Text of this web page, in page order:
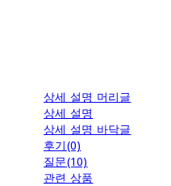
상세 설명 머리글
상세 설명
상세 설명 바닥글
후기(0)
질문(10)
관련 상품